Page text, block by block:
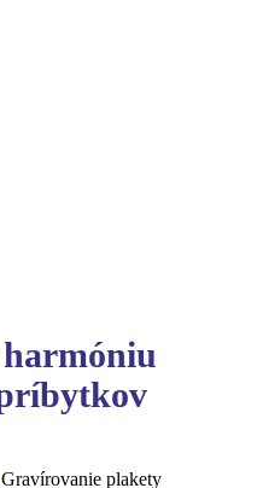
Gravírovanie plakety